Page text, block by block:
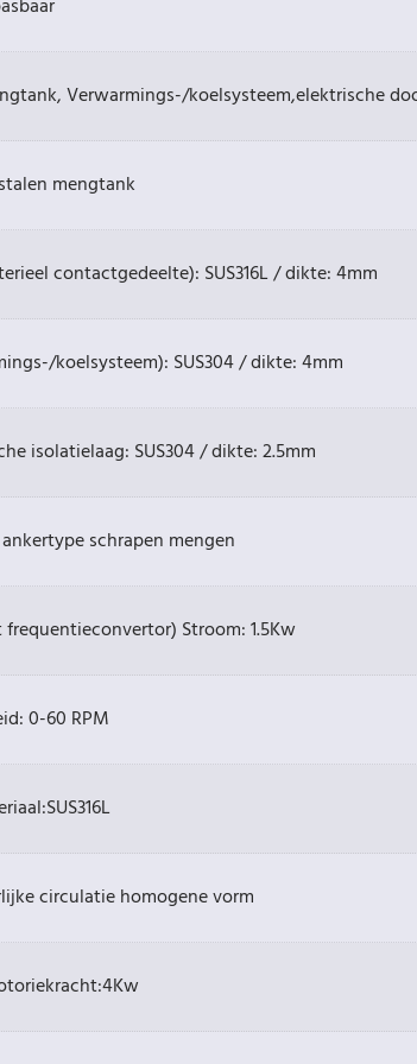
Verwarmings-/koelsysteem,elektrische
mengtank
contactgedeelte): SUS316L / dikte: 4mm
koelsysteem): SUS304 / dikte: 4mm
isolatielaag: SUS304 / dikte: 2.5mm
schrapen mengen
Stroom: 1.5Kw
0-60 RPM
circulatie homogene vorm